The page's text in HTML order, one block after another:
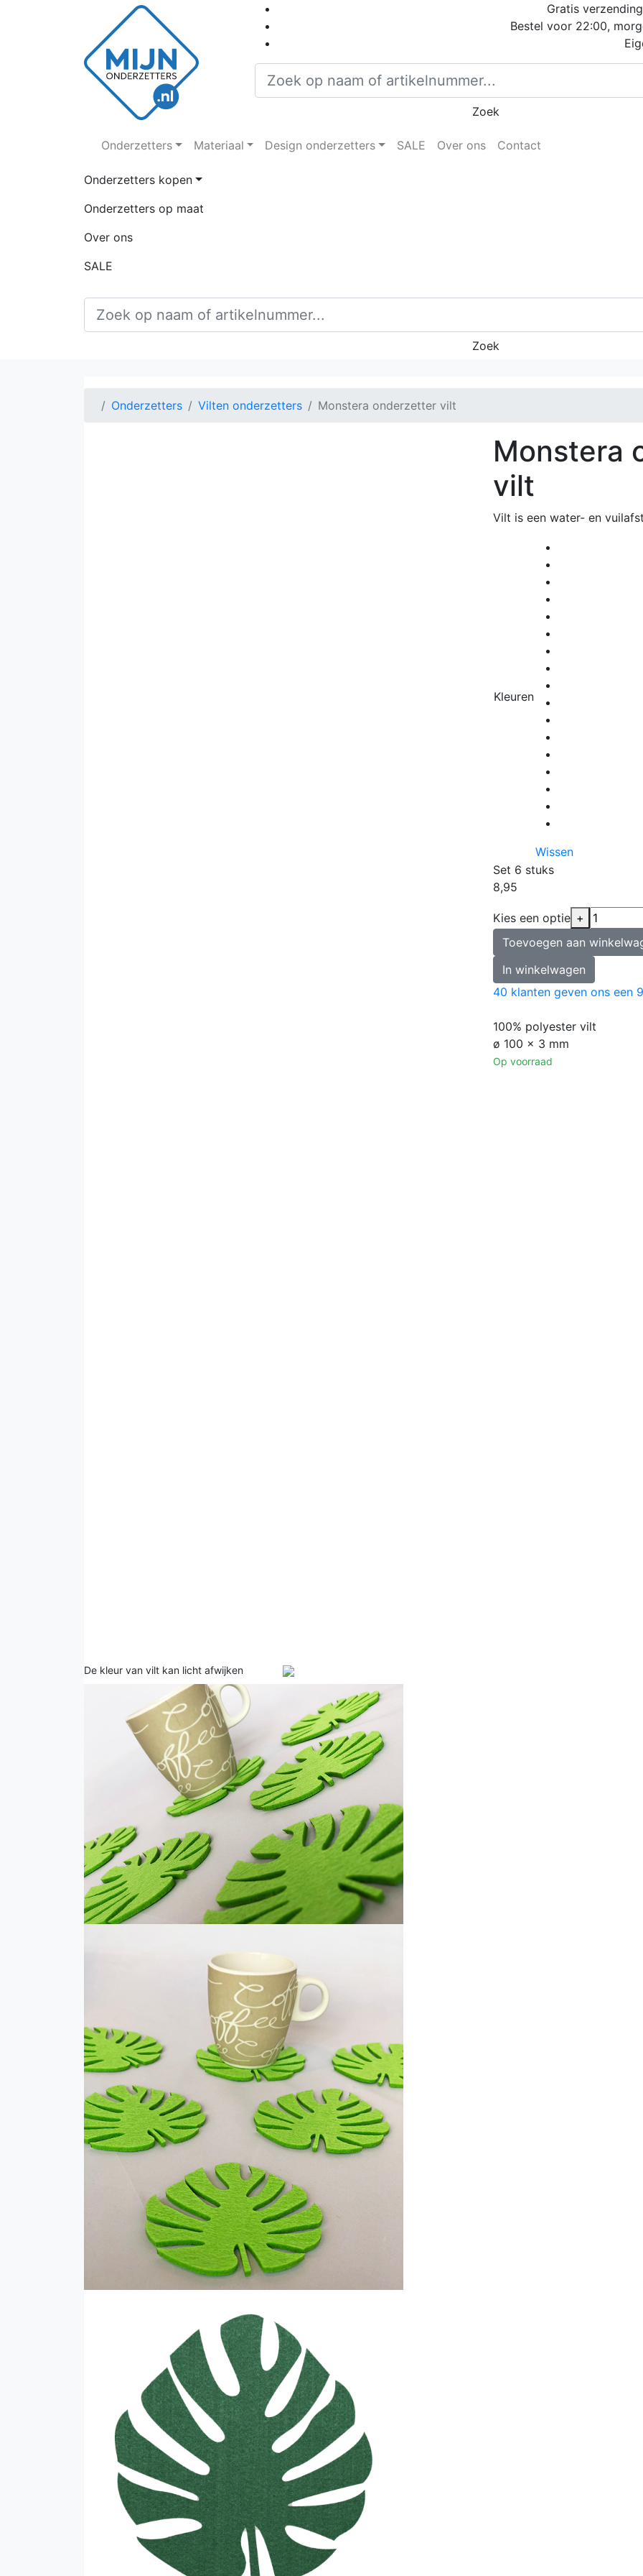
Gratis
Bestel voor 22:00,
Zoek
Onderzetters Materiaal Design onderzetters SALE Over ons Contact
Onderzetters kopen
Onderzetters op maat
Over ons
SALE
Zoek
Onderzetters Vilten onderzetters Monstera onderzetter vilt
De kleur van vilt kan licht afwijken
Monstera
vilt
Vilt is een water- en
Kleuren
Wissen
Set 6 stuks
8,95
Kies een optie +
Toevoegen aan
In winkelwagen
40 klanten geven ons een
100% polyester vilt
ø 100 x 3 mm
Op voorraad